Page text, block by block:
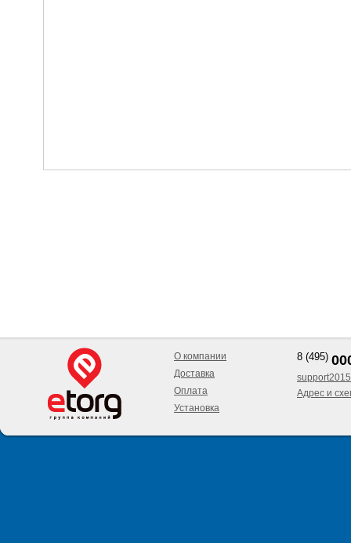
О компании
Доставка
Оплата
Установка
8 (495)
Адрес и